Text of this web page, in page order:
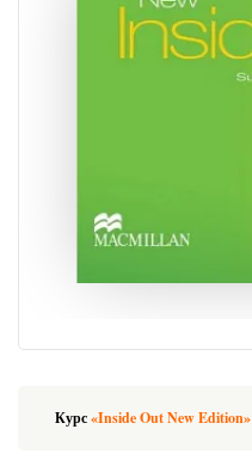
Курс«Inside Out New Edition»